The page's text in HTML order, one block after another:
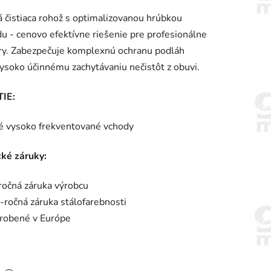
čistiaca rohož s optimalizovanou hrúbkou
- cenovo efektívne riešenie pre profesionálne
Zabezpečuje komplexnú ochranu podláh
účinnému zachytávaniu nečistôt z obuvi.
vysoko frekventované vchody
záruky:
záruka výrobcu
ročná záruka stálofarebnosti
v Európe